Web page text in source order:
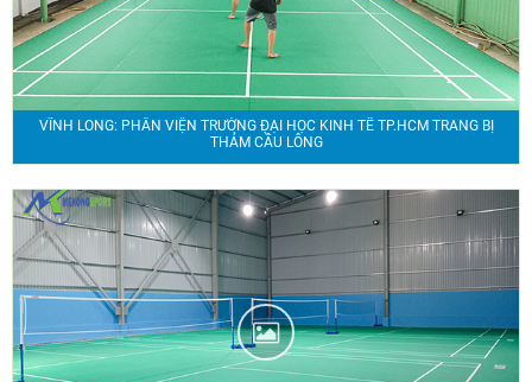
VĨNH LONG: PHÂN VIỆN TRƯỜNG ĐẠI HỌC KINH TẾ TP.HCM TRANG BỊ
THẢM CẦU LÔNG